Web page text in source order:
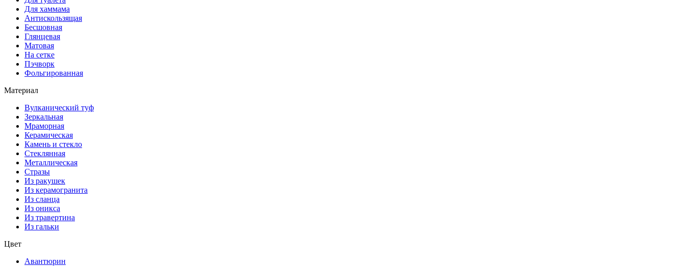
Для хаммама
Антискользящая
Бесшовная
Глянцевая
Матовая
На сетке
Пэчворк
Фольгированная
Материал
Вулканический туф
Зеркальная
Мраморная
Керамическая
Камень и стекло
Стеклянная
Металлическая
Стразы
Из ракушек
Из керамогранита
Из сланца
Из оникса
Из травертина
Из гальки
Цвет
Авантюрин